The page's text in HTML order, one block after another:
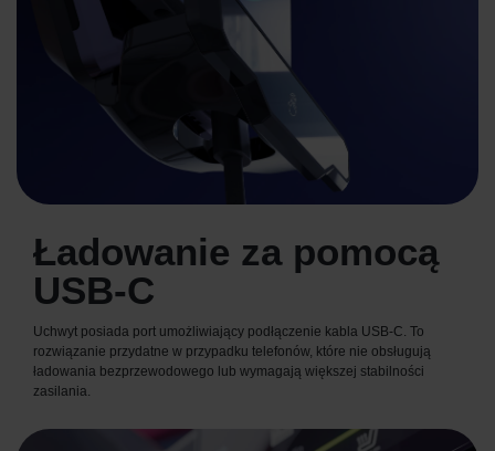
Ładowanie za pomocą
USB-C
Uchwyt posiada port umożliwiający podłączenie kabla USB-C. To
rozwiązanie przydatne w przypadku telefonów, które nie obsługują
ładowania bezprzewodowego lub wymagają większej stabilności
zasilania.